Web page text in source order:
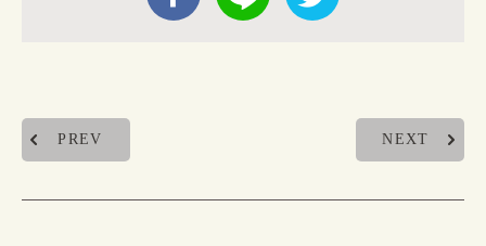
PREV NEXT